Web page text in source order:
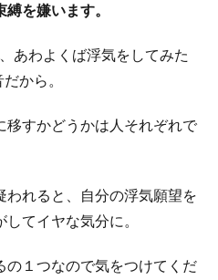
を嫌います。
あわよくば浮気をしてみた
から。
移すかどうかは人それぞれで
れると、自分の浮気願望を
てイヤな気分に。
の１つなので気をつけてくだ